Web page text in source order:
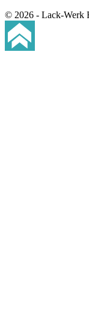
© 2026 - Lack-Werk